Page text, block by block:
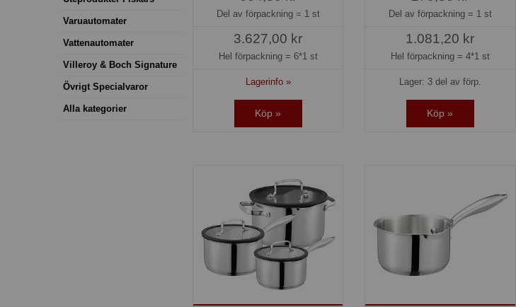
Varuautomater
Vattenautomater
Villeroy & Boch Signature
Övrigt Specialvaror
Alla kategorier
Del av förpackning = 1 st
3.627,00 kr
Hel förpackning = 6*1 st
Lagerinfo »
Köp »
Del av förpackning = 1 st
1.081,20 kr
Hel förpackning = 4*1 st
Lager: 3 del av förp.
Köp »